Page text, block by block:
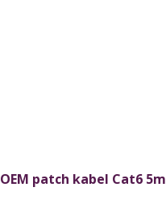
OEM patch kabel Cat6 5m